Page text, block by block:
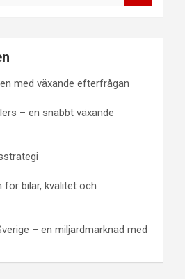
med växande efterfrågan
– en snabbt växande
för bilar, kvalitet och
– en miljardmarknad med